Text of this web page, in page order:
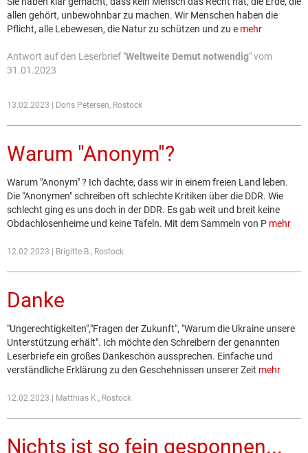
allen gehört, unbewohnbar zu machen. Wir Menschen haben die
Pflicht, alle Lebewesen, die Natur zu schützen und zu e mehr
Antwort auf den Leserbrief "Weltweite Demut notwendig" vom
31.01.2023
13.02.2023 | Doris Petersen, Rostock
Warum "Anonym"?
Warum "Anonym" ? Ich dachte, dass wir in einem freien Land leben.
Die "Anonymen" schreiben oft schlechte Kritiken über die DDR. Wie
schlecht ging es uns doch in der DDR. Es gab weit und breit keine
Obdachlosenheime und keine Tafeln. Mit dem Sammeln von P mehr
12.02.2023 | Brigitte B., Rostock
Danke
"Ungerechtigkeiten","Fragen der Zukunft", "Warum die Ukraine unsere
Unterstützung erhält". Ich möchte den Schreibern der genannten
Leserbriefe ein großes Dankeschön aussprechen. Einfache und
verständliche Erklärung zu den Geschehnissen unserer Zeit mehr
12.02.2023 | Matthias K., Rostock
Nichts ist so fein gesponnen...